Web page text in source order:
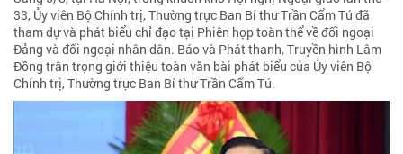
33, Ủy viên Bộ Chính trị, Thường trực Ban Bí thư Trần Cẩm Tú đã
tham dự và phát biểu chỉ đạo tại Phiên họp toàn thể về đối ngoại
Đảng và đối ngoại nhân dân. Báo và Phát thanh, Truyền hình Lâm
Đồng trân trọng giới thiệu toàn văn bài phát biểu của Ủy viên Bộ
Chính trị, Thường trực Ban Bí thư Trần Cẩm Tú.